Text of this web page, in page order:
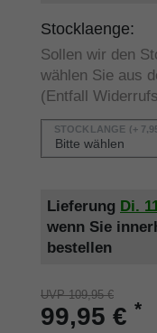
Stocklaenge:
Sollen wir den
wählen Sie aus
(Entfall
STOCKLÄNGE (+
Lieferung Di.
wenn Sie
bestellen
UVP 109,95 €
99,95 € *